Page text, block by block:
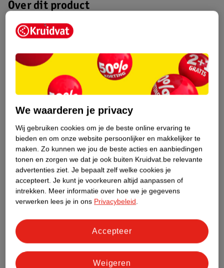
Over dit product
Productinformatie
Etiketinformatie
Nature Impact Score
Impact Score.
Meer informatie
Bestel & Bezorginformatie
Bekijk ook
Meer
We waarderen je privacy
Wij gebruiken cookies om je de beste online ervaring te
bieden en om onze website persoonlijker en makkelijker te
maken. Zo kunnen we jou de beste acties en aanbiedingen
tonen en zorgen we dat je ook buiten Kruidvat.be relevante
advertenties ziet. Je bepaalt zelf welke cookies je
accepteert. Je kunt je voorkeuren altijd aanpassen of
intrekken. Meer informatie over hoe we je gegevens
verwerken lees je in ons Privacybeleid.
Weigeren
Accepteer